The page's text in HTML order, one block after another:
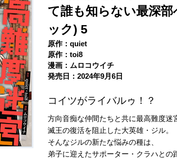
て誰も知らない最深
ック) 5
原作：quiet
原作：toi8
漫画：ムロコウイチ
発売日：2024年9月6日
コイツがライバルゥ！？
方向音痴な仲間たちと共に最高難度迷
滅王の復活を阻止した大英雄・ジル。
そんなジルの新たな悩みの種は、
弟子に迎えたサポーター・クラハとの